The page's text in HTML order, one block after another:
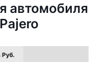
автомобиля
Руб.